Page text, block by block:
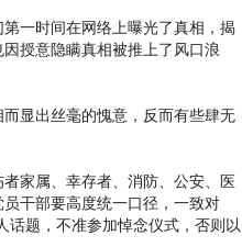
一时间在网络上曝光了真相，揭
授意隐瞒真相被推上了风口浪
显出丝毫的愧意，反而有些肆无
家属、幸存者、消防、公安、医
干部要高度统一口径，一致对
话题，不准参加悼念仪式，否则以